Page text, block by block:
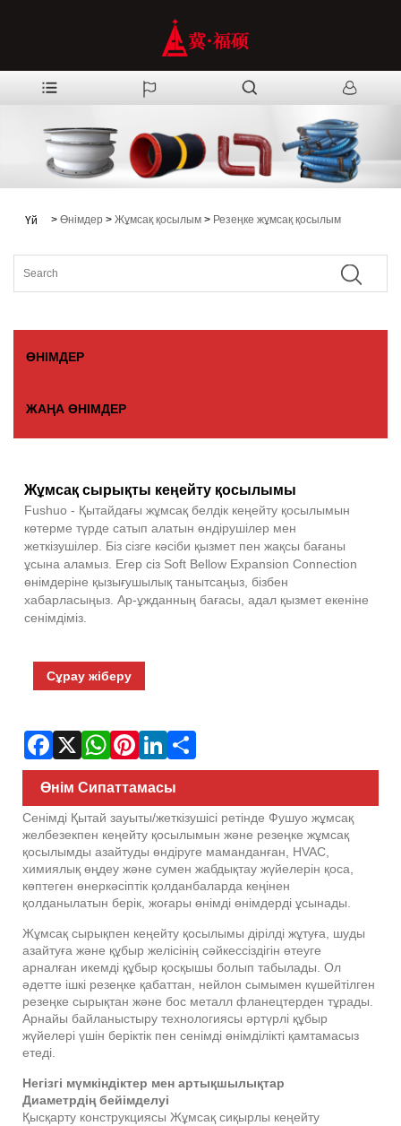
Үй > Өнімдер > Жұмсақ қосылым > Резеңке жұмсақ қосылым
ӨНІМДЕР
ЖАҢА ӨНІМДЕР
Жұмсақ сырықты кеңейту қосылымы
Fushuo - Қытайдағы жұмсақ белдік кеңейту қосылымын
көтерме түрде сатып алатын өндірушілер мен
жеткізушілер. Біз сізге кәсіби қызмет пен жақсы бағаны
ұсына аламыз. Егер сіз Soft Bellow Expansion Connection
өнімдеріне қызығушылық танытсаңыз, бізбен
хабарласыңыз. Ар-ұжданның бағасы, адал қызмет екеніне
сенімдіміз.
Сұрау жіберу
Өнім Сипаттамасы
Сенімді Қытай зауыты/жеткізушісі ретінде Фушуо жұмсақ
желбезекпен кеңейту қосылымын және резеңке жұмсақ
қосылымды азайтуды өндіруге маманданған, HVAC,
химиялық өңдеу және сумен жабдықтау жүйелерін қоса,
көптеген өнеркәсіптік қолданбаларда кеңінен
қолданылатын берік, жоғары өнімді өнімдерді ұсынады.
Жұмсақ сырықпен кеңейту қосылымы дірілді жұтуға, шуды
азайтуға және құбыр желісінің сәйкессіздігін өтеуге
арналған икемді құбыр қосқышы болып табылады. Ол
әдетте ішкі резеңке қабаттан, нейлон сымымен күшейтілген
резеңке сырықтан және бос металл фланецтерден тұрады.
Арнайы байланыстыру технологиясы әртүрлі құбыр
жүйелері үшін беріктік пен сенімді өнімділікті қамтамасыз
етеді.
Негізгі мүмкіндіктер мен артықшылықтар
Диаметрдің бейімделуі
Қысқарту конструкциясы Жұмсақ сиқырлы кеңейту